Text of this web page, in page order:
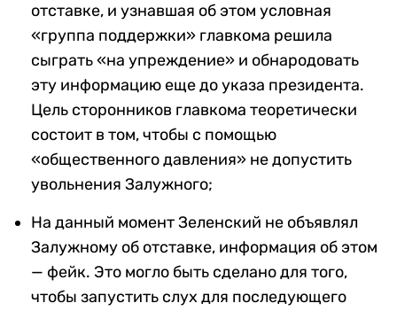
отставке, и узнавшая об этом условная
«группа поддержки» главкома решила
сыграть «на упреждение» и обнародовать
эту информацию еще до указа президента.
Цель сторонников главкома теоретически
состоит в том, чтобы с помощью
«общественного давления» не допустить
увольнения Залужного;
На данный момент Зеленский не объявлял
Залужному об отставке, информация об этом
— фейк. Это могло быть сделано для того,
чтобы запустить слух для последующего